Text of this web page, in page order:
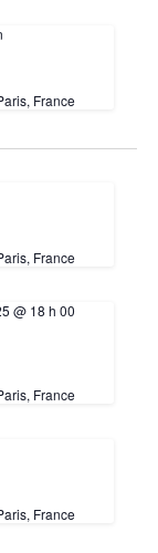
France
France
@ 18 h 00
France
France